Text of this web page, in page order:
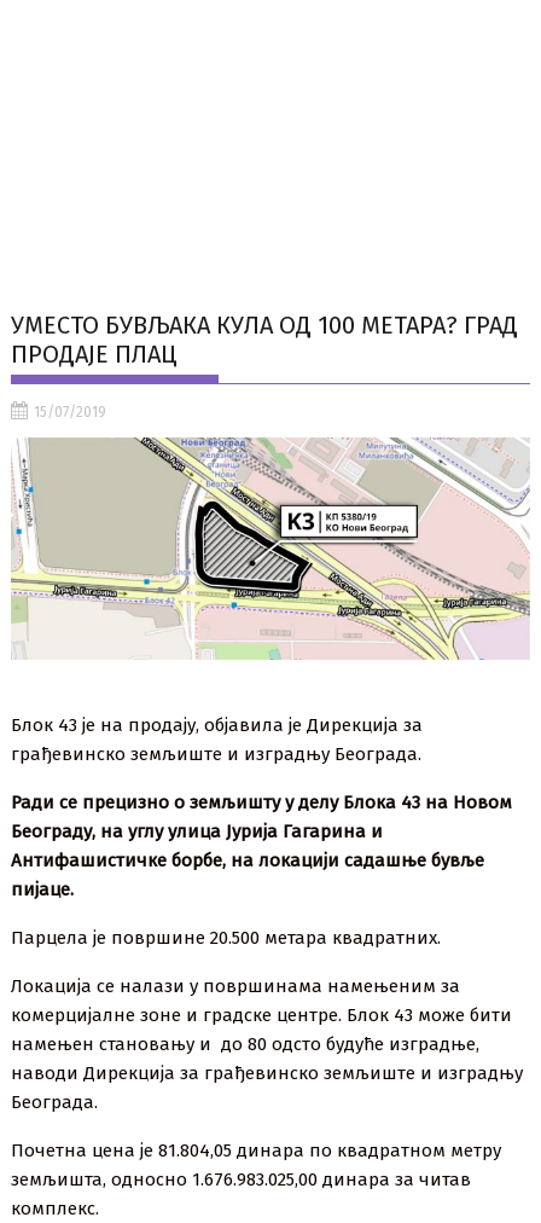
УМЕСТО БУВЉАКА КУЛА ОД 100 МЕТАРА? ГРАД
ПРОДАЈЕ ПЛАЦ
15/07/2019
Блок 43 је на продају, објавила је Дирекција за
грађевинско земљиште и изградњу Београда.
Ради се прецизно о земљишту у делу Блока 43 на Новом
Београду, на углу улица Јурија Гагарина и
Антифашистичке борбе, на локацији садашње бувље
пијаце.
Парцела је површине 20.500 метара квадратних.
Локација се налази у површинама намењеним за
комерцијалне зоне и градске центре. Блок 43 може бити
намењен становању и до 80 одсто будуће изградње,
наводи Дирекција за грађевинско земљиште и изградњу
Београда.
Почетна цена је 81.804,05 динара по квадратном метру
земљишта, односно 1.676.983.025,00 динара за читав
комплекс.